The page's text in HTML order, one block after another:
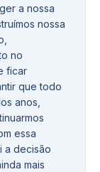
a nossa
nossa
no
ficar
que todo
anos,
essa
a decisão
mais